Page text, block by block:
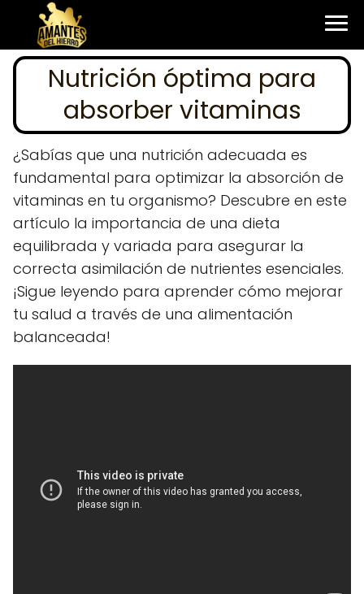
Nutrición óptima para
absorber vitaminas
¿Sabías que una nutrición adecuada es
fundamental para optimizar la absorción de
vitaminas en tu organismo? Descubre en este
artículo la importancia de una dieta
equilibrada y variada para asegurar la
correcta asimilación de nutrientes esenciales.
¡Sigue leyendo para aprender cómo mejorar
tu salud a través de una alimentación
balanceada!